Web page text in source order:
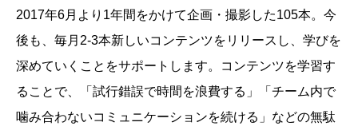
2017年6月より1年間をかけて企画・撮影した105本。今
後も、毎月2-3本新しいコンテンツをリリースし、学びを
深めていくことをサポートします。
コンテンツを学習す
ることで、「試行錯誤で時間を浪費する」「チーム内で
噛み合わないコミュニケーションを続ける」などの無駄